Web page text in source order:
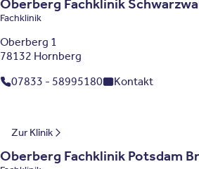
Fachklinik
Oberberg 1
78132 Hornberg
07833 - 58995180
Kontakt
Zur Klinik
Brandenburg
Oberberg Fachklinik Potsdam